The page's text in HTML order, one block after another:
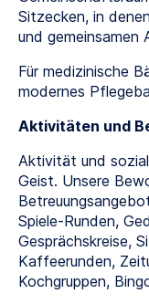
Sitzecken, in
und gemeinsamen
Für medizinische
modernes
Aktivitäten und
Aktivität und
Geist. Unsere
Spiele-Runden,
Gesprächskreise,
Kaffeerunden,
Kochgruppen,